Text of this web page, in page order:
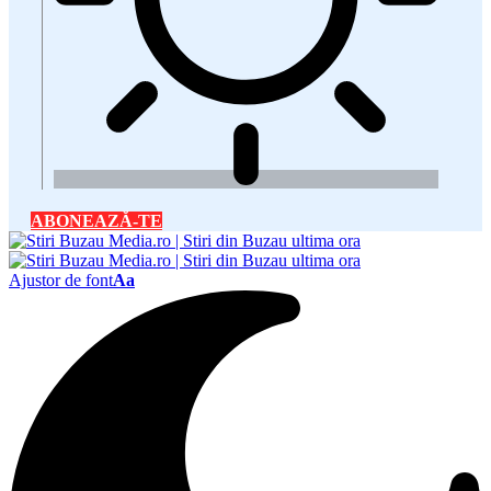
ABONEAZĂ-TE
Ajustor de fontAa